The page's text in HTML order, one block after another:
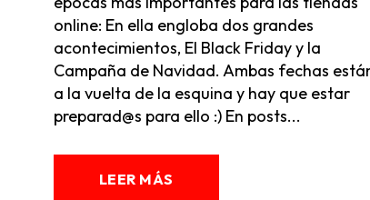
online: En ella engloba dos grandes
acontecimientos, El Black Friday y la
Campaña de Navidad. Ambas fechas
a la vuelta de la esquina y hay que estar
preparad@s para ello :) En posts...
LEER MÁS